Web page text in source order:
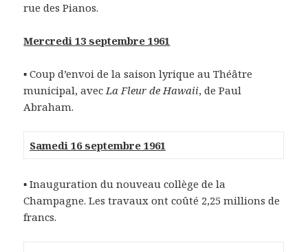
rue des Pianos.
Mercredi 13 septembre 1961
▪ Coup d’envoi de la saison lyrique au Théâtre
municipal, avecLa Fleur de Hawaii, de Paul
Abraham.
Samedi 16 septembre 1961
▪ Inauguration du nouveau collège de la
Champagne. Les travaux ont coûté 2,25 millions de
francs.